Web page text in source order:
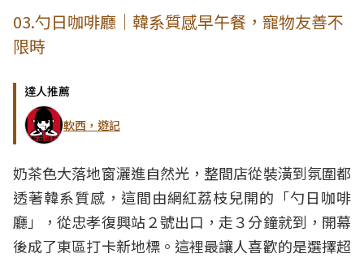
03.勺日咖啡廳｜韓系質感早午餐，寵物友善不
限時
達人推薦
軟西，遊記
奶茶色大落地窗灑進自然光，整間店從裝潢到氛圍都
透著韓系質感，這間由網紅荔枝兒開的「勺日咖啡
廳」，從忠孝復興站２號出口，走３分鐘就到，開幕
後成了東區打卡新地標。這裡最讓人喜歡的是選擇超